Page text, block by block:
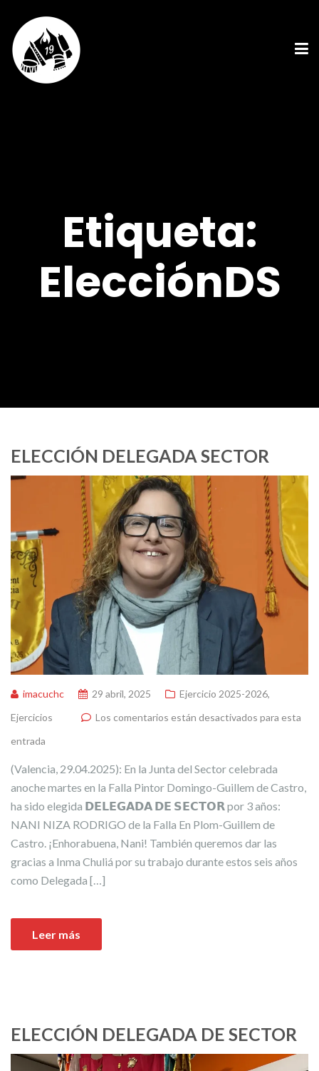
Etiqueta:
ElecciónDS
ELECCIÓN DELEGADA SECTOR
imacuchc 29 abril, 2025 Ejercicio 2025-2026,
Ejercicios
Los comentarios están desactivados para esta
entrada
(Valencia, 29.04.2025): En la Junta del Sector celebrada
anoche martes en la Falla Pintor Domingo-Guillem de Castro,
ha sido elegida 𝗗𝗘𝗟𝗘𝗚𝗔𝗗𝗔 𝗗𝗘 𝗦𝗘𝗖𝗧𝗢𝗥 por 3 años:
NANI NIZA RODRIGO de la Falla En Plom-Guillem de
Castro. ¡Enhorabuena, Nani! También queremos dar las
gracias a Inma Chuliá por su trabajo durante estos seis años
como Delegada […]
Leer más
ELECCIÓN DELEGADA DE SECTOR